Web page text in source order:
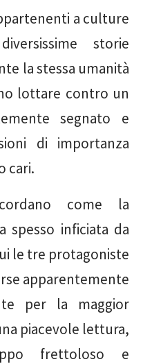
a culture
storie
la stessa umanità
lottare contro un
segnato e
di importanza
cari.
come la
spesso inficiata da
le tre protagoniste
apparentemente
per la maggior
piacevole lettura,
frettoloso e